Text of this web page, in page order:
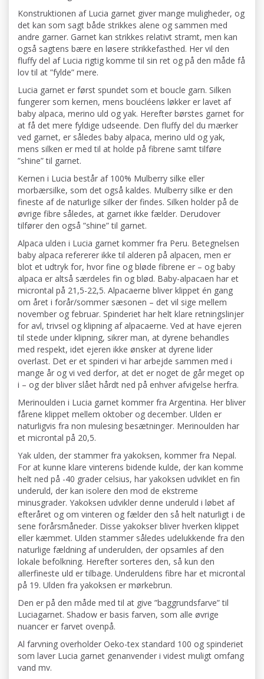
Konstruktionen af Lucia garnet giver mange muligheder, og
det kan som sagt både strikkes alene og sammen med
andre garner. Garnet kan strikkes relativt stramt, men kan
også sagtens bære en løsere strikkefasthed. Her vil den
fluffy del af Lucia rigtig komme til sin ret og på den måde få
lov til at ”fylde” mere.
Lucia garnet er først spundet som et boucle garn. Silken
fungerer som kernen, mens boucléens løkker er lavet af
baby alpaca, merino uld og yak. Herefter børstes garnet for
at få det mere fyldige udseende. Den fluffy del du mærker
ved garnet, er således baby alpaca, merino uld og yak,
mens silken er med til at holde på fibrene samt tilføre
”shine” til garnet.
Kernen i Lucia består af 100% Mulberry silke eller
morbærsilke, som det også kaldes. Mulberry silke er den
fineste af de naturlige silker der findes. Silken holder på de
øvrige fibre således, at garnet ikke fælder. Derudover
tilfører den også ”shine” til garnet.
Alpaca ulden i Lucia garnet kommer fra Peru. Betegnelsen
baby alpaca refererer ikke til alderen på alpacen, men er
blot et udtryk for, hvor fine og bløde fibrene er – og baby
alpaca er altså særdeles fin og blød. Baby-alpacaen har et
microntal på 21,5-22,5. Alpacaerne bliver klippet én gang
om året i forår/sommer sæsonen – det vil sige mellem
november og februar. Spinderiet har helt klare retningslinjer
for avl, trivsel og klipning af alpacaerne. Ved at have ejeren
til stede under klipning, sikrer man, at dyrene behandles
med respekt, idet ejeren ikke ønsker at dyrene lider
overlast. Det er et spinderi vi har arbejde sammen med i
mange år og vi ved derfor, at det er noget de går meget op
i – og der bliver slået hårdt ned på enhver afvigelse herfra.
Merinoulden i Lucia garnet kommer fra Argentina. Her bliver
fårene klippet mellem oktober og december. Ulden er
naturligvis fra non mulesing besætninger. Merinoulden har
et microntal på 20,5.
Yak ulden, der stammer fra yakoksen, kommer fra Nepal.
For at kunne klare vinterens bidende kulde, der kan komme
helt ned på -40 grader celsius, har yakoksen udviklet en fin
underuld, der kan isolere den mod de ekstreme
minusgrader. Yakoksen udvikler denne underuld i løbet af
efteråret og om vinteren og fælder den så helt naturligt i de
sene forårsmåneder. Disse yakokser bliver hverken klippet
eller kæmmet. Ulden stammer således udelukkende fra den
naturlige fældning af underulden, der opsamles af den
lokale befolkning. Herefter sorteres den, så kun den
allerfineste uld er tilbage. Underuldens fibre har et microntal
på 19. Ulden fra yakoksen er mørkebrun.
Den er på den måde med til at give ”baggrundsfarve” til
Luciagarnet. Shadow er basis farven, som alle øvrige
nuancer er farvet ovenpå.
Al farvning overholder Oeko-tex standard 100 og spinderiet
som laver Lucia garnet genanvender i videst muligt omfang
vand mv.